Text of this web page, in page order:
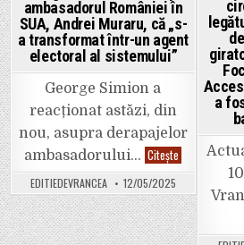
Înaltei
Curți
privind
Hotărârea
32
de
anulare
alegerilor.”
ambasadorul României în
SUA, Andrei Muraru, că „s-
a transformat într-un agent
electoral al sistemului”
George Simion a
reacționat astăzi, din
nou, asupra derapajelor
ambasadorului… Citește George
Simion
îl
pe
ambasadorul
României
în
EDITIEDEVRANCEA 12/05/2025
a